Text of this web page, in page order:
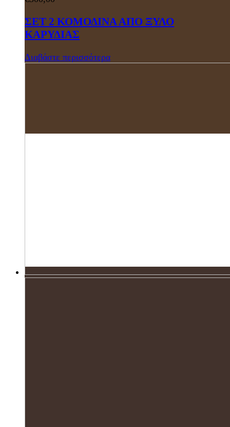
ΣΕΤ 2 ΚΟΜΟΔΙΝΑ ΑΠΟ ΞΥΛΟ
ΚΑΡΥΔΙΑΣ
Διαβάστε περισσότερα